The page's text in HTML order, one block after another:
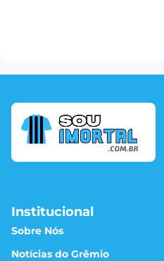
Institucional
Sobre Nós
Notícias do Grêmio